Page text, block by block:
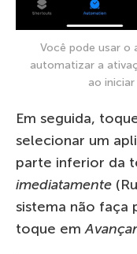
Você pode usar o
automatizar a
ao
Em seguida,
selecionar um
parte inferior da
imediatamente
sistema não faça
toque emAvançar